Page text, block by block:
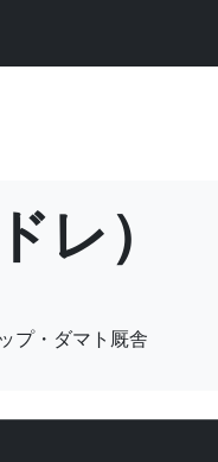
レ）
プ・ダマト厩舎